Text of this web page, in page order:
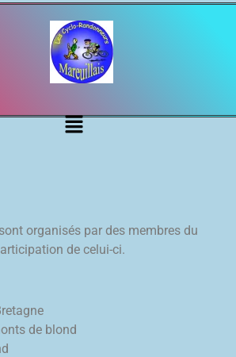
organisés par des membres du
de celui-ci.
de blond